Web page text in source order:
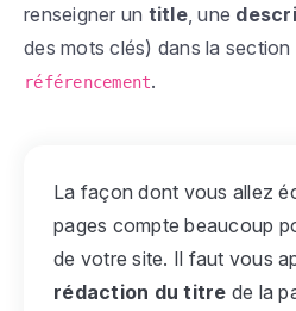
renseigner un title, une
des mots clés) dans la section
référencement.
La façon dont vous allez
pages compte beaucoup
de votre site. Il faut vous
rédaction du titre de la